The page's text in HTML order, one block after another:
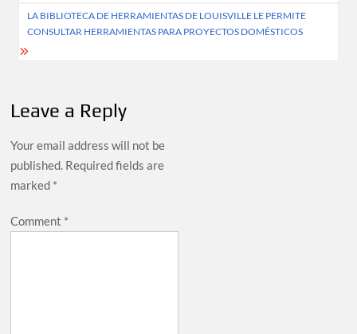
LA BIBLIOTECA DE HERRAMIENTAS DE LOUISVILLE LE PERMITE
CONSULTAR HERRAMIENTAS PARA PROYECTOS DOMÉSTICOS
Leave a Reply
Your email address will not be
published. Required fields are
marked *
Comment *